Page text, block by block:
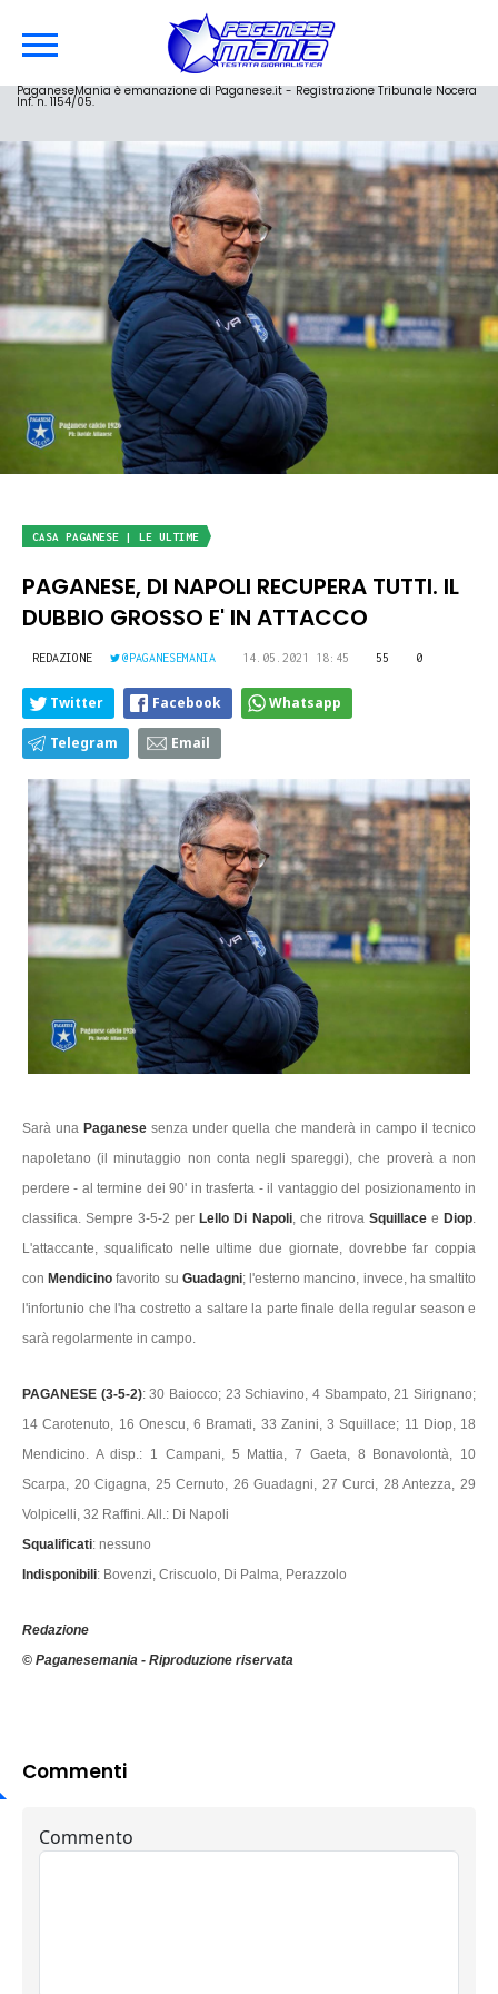
PaganeseMania è emanazione di Paganese.it - Registrazione Tribunale Nocera
Inf. n. 1154/05.
CASA PAGANESE | LE ULTIME
PAGANESE, DI NAPOLI RECUPERA TUTTI. IL
DUBBIO GROSSO E' IN ATTACCO
REDAZIONE @PAGANESEMANIA 14.05.2021 18:45 55 0
Twitter Facebook Whatsapp
Telegram Email
Sarà una Paganese senza under quella che manderà in campo il tecnico
napoletano (il minutaggio non conta negli spareggi), che proverà a non
perdere - al termine dei 90' in trasferta - il vantaggio del posizionamento in
classifica. Sempre 3-5-2 per Lello Di Napoli, che ritrova Squillace e Diop.
L'attaccante, squalificato nelle ultime due giornate, dovrebbe far coppia
con Mendicinofavorito su Guadagni; l'esterno mancino, invece, ha smaltito
l'infortunio che l'ha costretto a saltare la parte finale della regular season e
sarà regolarmente in campo.
PAGANESE (3-5-2): 30 Baiocco; 23 Schiavino, 4 Sbampato, 21 Sirignano;
14 Carotenuto, 16 Onescu, 6 Bramati, 33 Zanini, 3 Squillace; 11 Diop, 18
Mendicino. A disp.: 1 Campani, 5 Mattia, 7 Gaeta, 8 Bonavolontà, 10
Scarpa, 20 Cigagna, 25 Cernuto, 26 Guadagni, 27 Curci, 28 Antezza, 29
Volpicelli, 32 Raffini. All.: Di Napoli
Squalificati: nessuno
Indisponibili: Bovenzi, Criscuolo, Di Palma, Perazzolo
Redazione
© Paganesemania - Riproduzione riservata
Commenti